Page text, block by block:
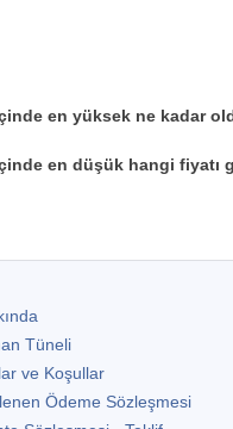
en yüksek ne kadar
en düşük hangi fiyatı
Tüneli
ve Koşullar
Ödeme Sözleşmesi